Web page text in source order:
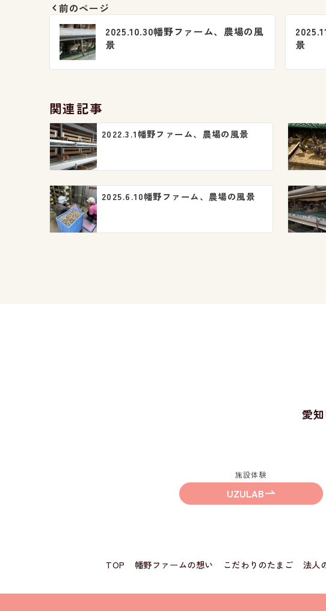
投
稿
ナ
ゲ
ー
シ
ョ
ン
前のページ
2025.10.30幡野ファーム、農場の風
景
景
関連記事
2022.3.1幡野ファーム、農場の風景
2025.6.10幡野ファーム、農場の風景
愛
施設体験
UZULAB
TOP 幡野ファームの想い こだわりのたまご 法人